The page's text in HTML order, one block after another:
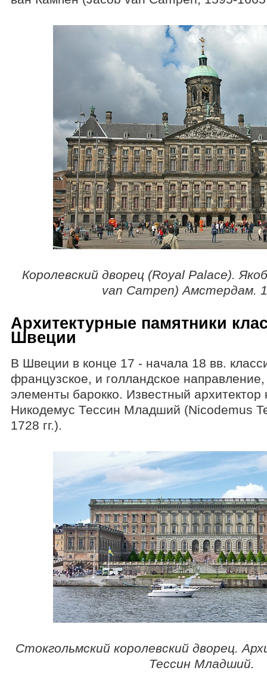
Королевский дворец (Royal Palace).
van Campen) Амстердам.
Архитектурные памятники
Швеции
В Швеции в конце 17 - начала 18 вв.
французское, и голландское
элементы барокко. Известный архитектор
Никодемус Тессин Младший (Nicodemus
1728 гг.).
Стокгольмский королевский дворец.
Тессин Младший.